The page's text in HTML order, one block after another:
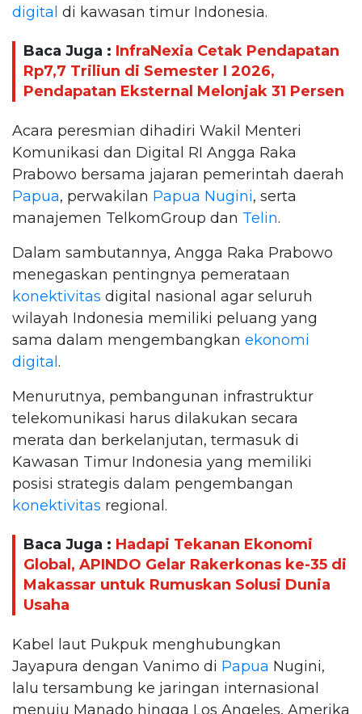
digital di kawasan timur Indonesia.
Baca Juga : InfraNexia Cetak Pendapatan
Rp7,7 Triliun di Semester I 2026,
Pendapatan Eksternal Melonjak 31 Persen
Acara peresmian dihadiri Wakil Menteri
Komunikasi dan Digital RI Angga Raka
Prabowo bersama jajaran pemerintah daerah
Papua, perwakilan Papua Nugini, serta
manajemen TelkomGroup dan Telin.
Dalam sambutannya, Angga Raka Prabowo
menegaskan pentingnya pemerataan
konektivitas digital nasional agar seluruh
wilayah Indonesia memiliki peluang yang
sama dalam mengembangkan ekonomi
digital .
Menurutnya, pembangunan infrastruktur
telekomunikasi harus dilakukan secara
merata dan berkelanjutan, termasuk di
Kawasan Timur Indonesia yang memiliki
posisi strategis dalam pengembangan
konektivitas regional.
Baca Juga : Hadapi Tekanan Ekonomi
Global, APINDO Gelar Rakerkonas ke-35 di
Makassar untuk Rumuskan Solusi Dunia
Usaha
Kabel laut Pukpuk menghubungkan
Jayapura dengan Vanimo di Papua Nugini,
lalu tersambung ke jaringan internasional
menuju Manado hingga Los Angeles, Amerika